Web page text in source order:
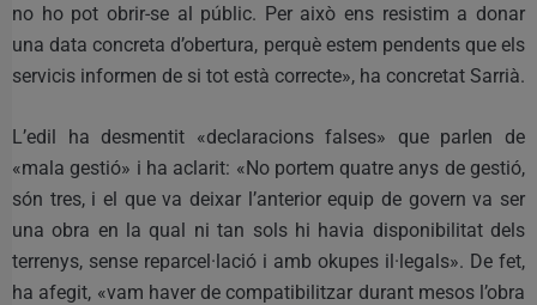
no ho pot obrir-se al públic. Per això ens resistim a donar
una data concreta d’obertura, perquè estem pendents que els
servicis informen de si tot està correcte», ha concretat Sarrià.
L’edil ha desmentit «declaracions falses» que parlen de
«mala gestió» i ha aclarit: «No portem quatre anys de gestió,
són tres, i el que va deixar l’anterior equip de govern va ser
una obra en la qual ni tan sols hi havia disponibilitat dels
terrenys, sense reparcel·lació i amb okupes il·legals». De fet,
ha afegit, «vam haver de compatibilitzar durant mesos l’obra